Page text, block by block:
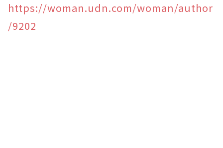
https://woman.udn.com/woman/author
/9202